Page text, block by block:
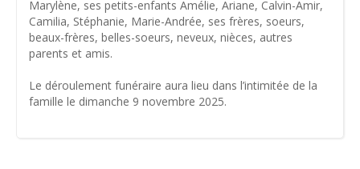
Marylène, ses petits-enfants Amélie, Ariane, Calvin-Amir,
Camilia, Stéphanie, Marie-Andrée, ses frères, soeurs,
beaux-frères, belles-soeurs, neveux, nièces, autres
parents et amis.
Le déroulement funéraire aura lieu dans l’intimitée de la
famille le dimanche 9 novembre 2025.